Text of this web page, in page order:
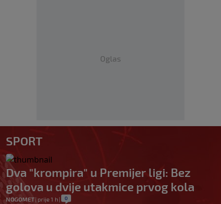
Oglas
SPORT
Dva "krompira" u Premijer ligi: Bez
golova u dvije utakmice prvog kola
NOGOMET| prije 1 h | 0